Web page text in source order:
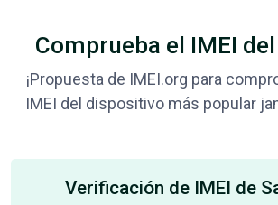
Comprueba el IMEI
¡Propuesta de IMEI.org para
IMEI del dispositivo más popular
Verificación de IMEI de